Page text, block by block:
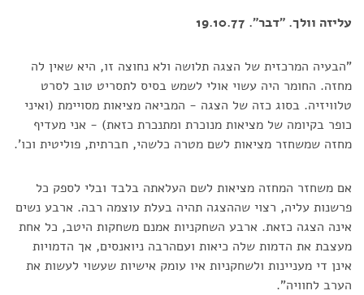
עליזה וולך. "דבר". 19.10.77
"הבעיה המרכזית של הצגה תלושה ולא נחוצה זו, היא שאין לה
מחזה. החומר היה עשוי אולי לשמש בסיס לתסריט טוב לסרט
טלוויזיה. בסוג כזה של הצגה - המביאה מציאות מסויימת (ואיני
כופר בקיומה של מציאות מנוכרת ומתנכרת כזאת) - אני מעדיף
מחזה שמשחזר מציאות לשם מטרה כלשהי, חברתית, פוליטית וכו'.
אם משחזר המחזה מציאות לשם העלאתה בלבד ובלי לספק כל
פרשנות עליה, רצוי שההצגה תהיה בעלת עוצמה רבה. ארבע נשים
אינה הצגה כזאת. ארבע השחקניות אמנם משחקות היטב, כל אחת
מעצבת את הדמות שלה כיאות ועםהרבה ניואנסים, אך הדמויות
אינן די מעניינות ולשחקניות איו עומק אישיות שעשוי לעשות את
הערב לחוויה".